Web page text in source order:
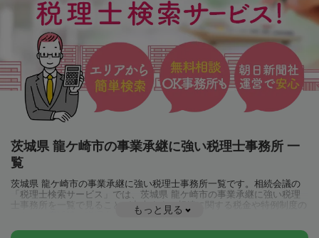
茨城県 龍ケ崎市の事業承継に強い税理士事務所 一
覧
茨城県 龍ケ崎市の事業承継に強い税理士事務所一覧です。相続会議の
「税理士検索サービス」では、茨城県 龍ケ崎市の事業承継に強い税理
士事務所を一覧で見ることが出来ます。相続に関する税金や特例制度の
ことは一度近隣の税理士に相談してみましょう。
もっと見る